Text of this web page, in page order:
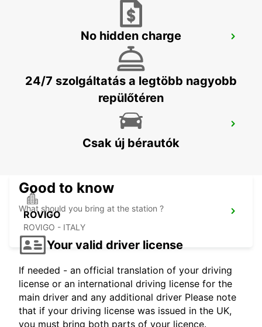
TREVISO AIRPORT
VENEZIA - ITALY
ROVIGO
ROVIGO - ITALY
No hidden charge
24/7 szolgáltatás a legtöbb nagyobb
repülőtéren
Csak új bérautók
Good to know
What should you bring at the station ?
Your valid driver license
If needed - an official translation of your driving
license or an international driving license for the
main driver and any additional driver Please note
that if your driving license was issued in the UK,
you must bring both parts of your licence.